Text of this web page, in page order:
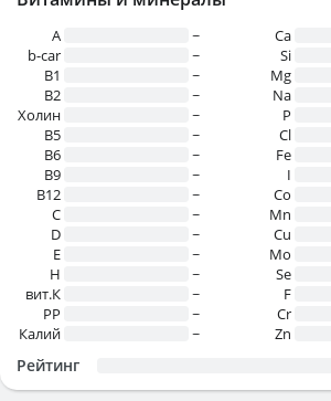
A
~
b-car
~
В1
~
B2
~
Холин
~
B5
~
B6
~
B9
~
B12
~
C
~
D
~
E
~
H
~
вит.К
~
PP
~
Калий
~
Ca
Si
Mg
Na
P
Cl
Fe
I
Co
Mn
Cu
Mo
Se
F
Cr
Zn
Рейтинг